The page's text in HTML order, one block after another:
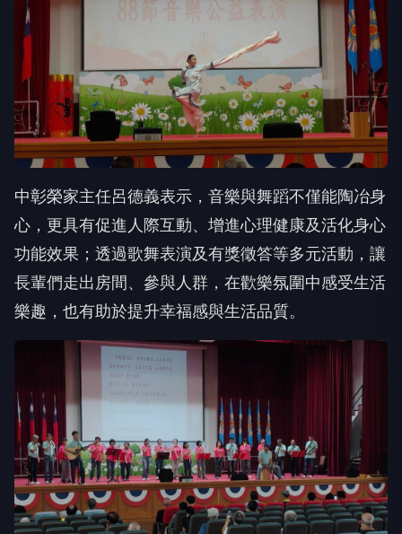
中彰榮家主任呂德義表示，音樂與舞蹈不僅能陶冶身
心，更具有促進人際互動、增進心理健康及活化身心
功能效果；透過歌舞表演及有獎徵答等多元活動，讓
長輩們走出房間、參與人群，在歡樂氛圍中感受生活
樂趣，也有助於提升幸福感與生活品質。